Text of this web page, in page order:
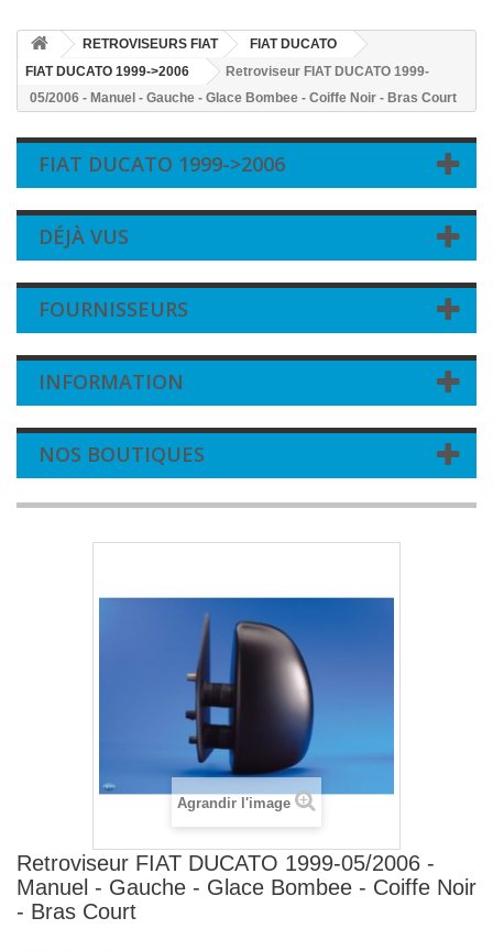
RETROVISEURS FIAT
FIAT DUCATO
FIAT DUCATO 1999->2006
Retroviseur FIAT DUCATO 1999-
05/2006 - Manuel - Gauche - Glace Bombee - Coiffe Noir - Bras Court
FIAT DUCATO 1999->2006
DÉJÀ VUS
FOURNISSEURS
INFORMATION
NOS BOUTIQUES
Agrandir l'image
Retroviseur FIAT DUCATO 1999-05/2006 -
Manuel - Gauche - Glace Bombee - Coiffe Noir
- Bras Court